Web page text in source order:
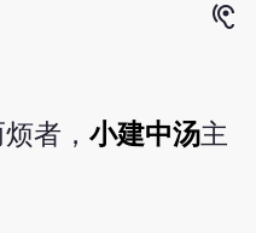
hearing
者，小建中汤主